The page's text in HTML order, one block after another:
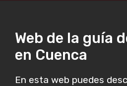
Web de la guía
en Cuenca
En esta web puedes